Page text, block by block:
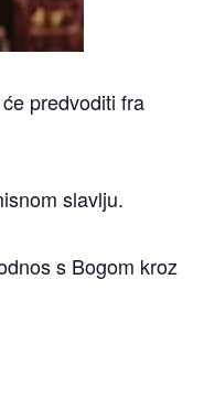
predvoditi fra
slavlju.
s Bogom kroz